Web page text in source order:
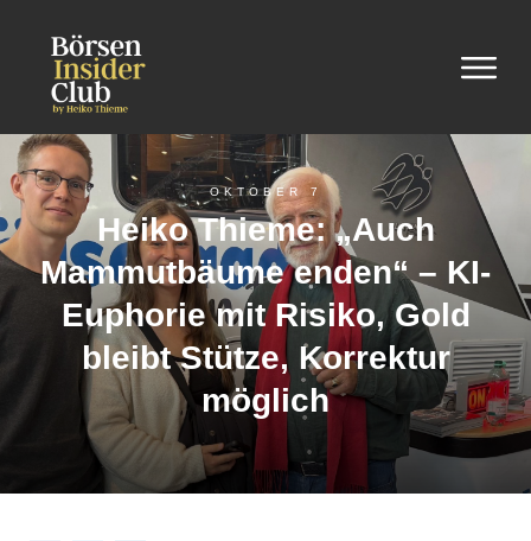
OKTOBER 7
Heiko Thieme: „Auch
Mammutbäume enden“ – KI-
Euphorie mit Risiko, Gold
bleibt Stütze, Korrektur
möglich